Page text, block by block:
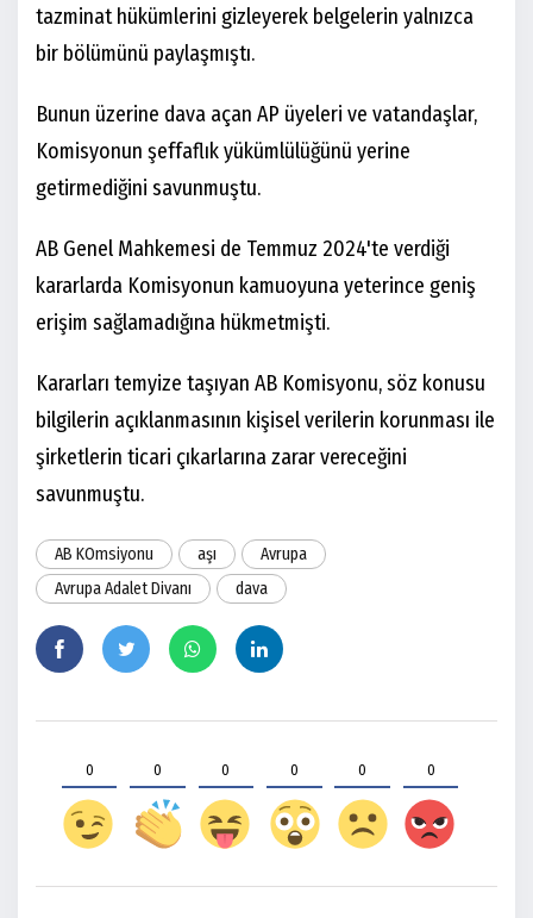
tazminat hükümlerini gizleyerek belgelerin yalnızca
bir bölümünü paylaşmıştı.
Bunun üzerine dava açan AP üyeleri ve vatandaşlar,
Komisyonun şeffaflık yükümlülüğünü yerine
getirmediğini savunmuştu.
AB Genel Mahkemesi de Temmuz 2024'te verdiği
kararlarda Komisyonun kamuoyuna yeterince geniş
erişim sağlamadığına hükmetmişti.
Kararları temyize taşıyan AB Komisyonu, söz konusu
bilgilerin açıklanmasının kişisel verilerin korunması ile
şirketlerin ticari çıkarlarına zarar vereceğini
savunmuştu.
AB KOmsiyonu aşı
Avrupa
Avrupa Adalet Divanı
dava
0 0 0 0 0 0